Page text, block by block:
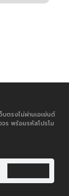
บตรงไม่ผ่านเอเย่นต์
ร พร้อมรหัสโปรโม